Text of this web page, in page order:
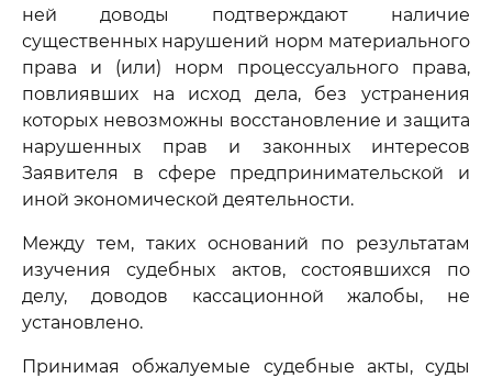
ней доводы подтверждают наличие
существенных нарушений норм материального
права и (или) норм процессуального права,
повлиявших на исход дела, без устранения
которых невозможны восстановление и защита
нарушенных прав и законных интересов
Заявителя в сфере предпринимательской и
иной экономической деятельности.
Между тем, таких оснований по результатам
изучения судебных актов, состоявшихся по
делу, доводов кассационной жалобы, не
установлено.
Принимая обжалуемые судебные акты, суды